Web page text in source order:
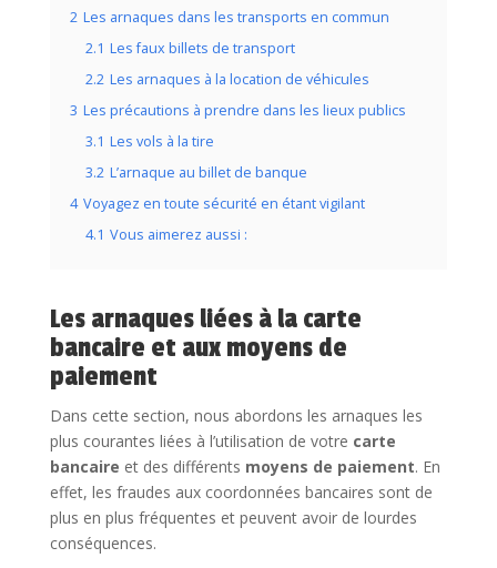
2 Les arnaques dans les transports en commun
2.1 Les faux billets de transport
2.2 Les arnaques à la location de véhicules
3 Les précautions à prendre dans les lieux publics
3.1 Les vols à la tire
3.2 L’arnaque au billet de banque
4 Voyagez en toute sécurité en étant vigilant
4.1 Vous aimerez aussi :
Les arnaques liées à la carte
bancaire et aux moyens de
paiement
Dans cette section, nous abordons les arnaques les
plus courantes liées à l’utilisation de votre carte
bancaire et des différents moyens de paiement. En
effet, les fraudes aux coordonnées bancaires sont de
plus en plus fréquentes et peuvent avoir de lourdes
conséquences.